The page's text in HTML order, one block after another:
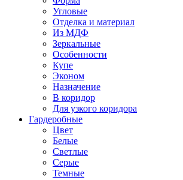
Угловые
Отделка и материал
Из МДФ
Зеркальные
Особенности
Купе
Эконом
Назначение
В коридор
Для узкого коридора
Гардеробные
Цвет
Белые
Светлые
Серые
Темные